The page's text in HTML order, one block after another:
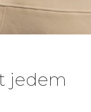
jedem